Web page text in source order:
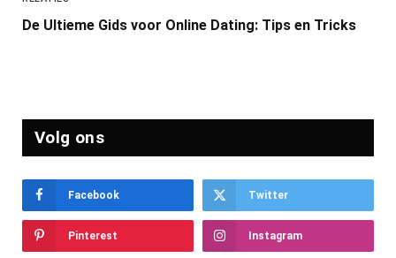
De Ultieme Gids voor Online Dating: Tips en Tricks
Volg ons
Facebook Twitter
Pinterest Instagram